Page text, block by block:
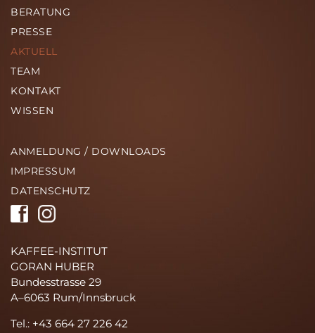
BERATUNG
PRESSE
AKTUELL
TEAM
KONTAKT
WISSEN
ANMELDUNG / DOWNLOADS
IMPRESSUM
DATENSCHUTZ
KAFFEE-INSTITUT
GORAN HUBER
Bundesstrasse 29
A–6063 Rum/Innsbruck
Tel.: +43 664 27 226 42